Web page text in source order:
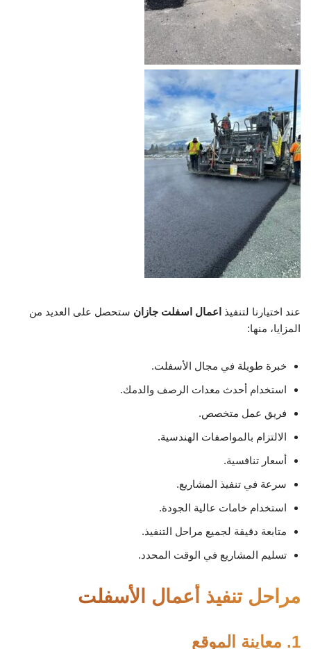
عند اختيارنا لتنفيذ اعمال اسفلت جازان ستحصل على العديد من
المزايا، منها:
خبرة طويلة في مجال الأسفلت.
استخدام أحدث معدات الرصف والدمك.
فريق عمل متخصص.
الالتزام بالمواصفات الهندسية.
أسعار تنافسية.
سرعة في تنفيذ المشاريع.
استخدام خامات عالية الجودة.
متابعة دقيقة لجميع مراحل التنفيذ.
تسليم المشاريع في الوقت المحدد.
مراحل تنفيذ أعمال الأسفلت
1. معاينة الموقع